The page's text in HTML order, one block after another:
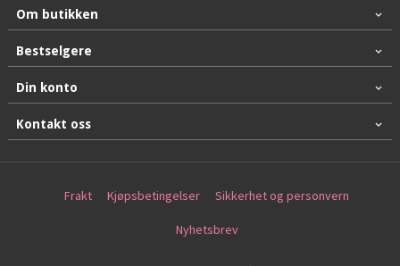
Om butikken
Bestselgere
Din konto
Kontakt oss
Frakt Kjøpsbetingelser Sikkerhet og personvern
Nyhetsbrev